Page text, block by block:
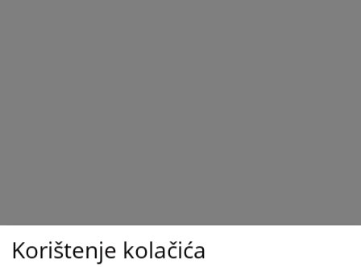
Korištenje kolačića